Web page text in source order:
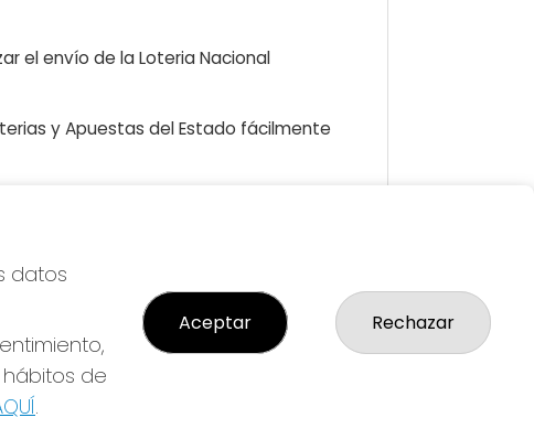
el envío de la Loteria Nacional
y Apuestas del Estado fácilmente
Aviso Legal
Política de Privacidad
Política de Cookies
Condiciones de Compra
datos
de
.
Aceptar Rechazar